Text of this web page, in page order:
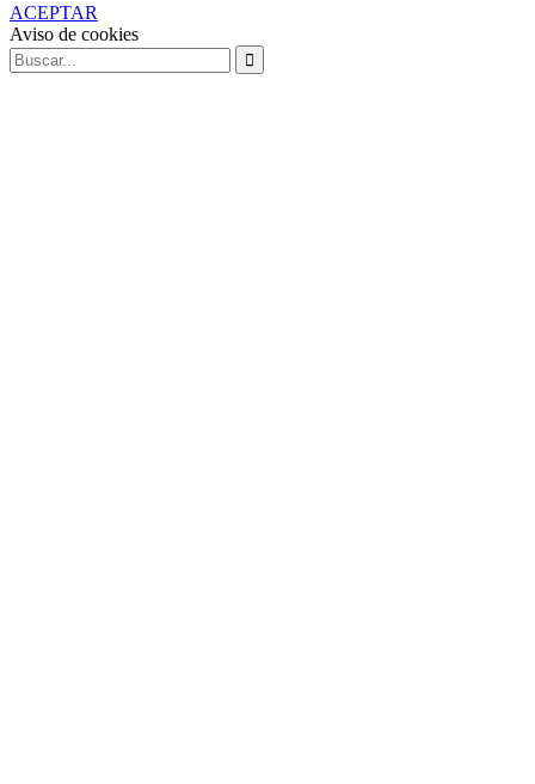
ACEPTAR
Aviso de cookies